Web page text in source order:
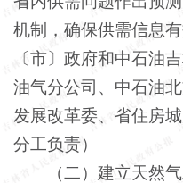
机制，确保供需信息
〔市〕政府和中石油
油气分公司、中石油
发展改革委、省住房
分工负责）
（二）建立天然